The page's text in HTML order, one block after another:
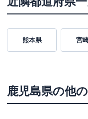
熊本県 宮
鹿児島県の他